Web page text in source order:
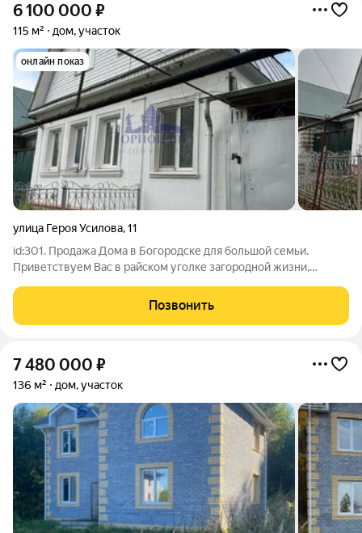
6 100 000 ₽
115 м² дом, участок
онлайн показ
улица Героя Усилова,11
id:301. Продажа Дома в Богородске для большой семьи.
Приветствуем Вас в райском уголке загородной жизни,
Новгорода! Представляем Вашему вниманию прекрасный
вариант приобретения собственного жилого
Позвонить
7 480 000 ₽
136 м² дом, участок